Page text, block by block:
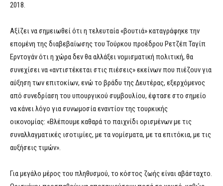
2018.
Αξίζει να σημειωθεί ότι η τελευταία «βουτιά» καταγράφηκε την
επομένη της διαβεβαίωσης του Τούρκου προέδρου Ρετζέπ Ταγίπ
Ερντογάν ότι η χώρα δεν θα αλλάξει νομισματική πολιτική, θα
συνεχίσει να «αντιστέκεται στις πιέσεις» εκείνων που πιέζουν για
αύξηση των επιτοκίων, ενώ το βράδυ της Δευτέρας, εξερχόμενος
από συνεδρίαση του υπουργικού συμβουλίου, έφτασε στο σημείο
να κάνει λόγο για συνωμοσία εναντίον της τουρκικής
οικονομίας: «Βλέπουμε καθαρά το παιχνίδι ορισμένων με τις
συναλλαγματικές ισοτιμίες, με τα νομίσματα, με τα επιτόκια, με τις
αυξήσεις τιμών».
Για μεγάλο μέρος του πληθυσμού, το κόστος ζωής είναι αβάσταχτο.